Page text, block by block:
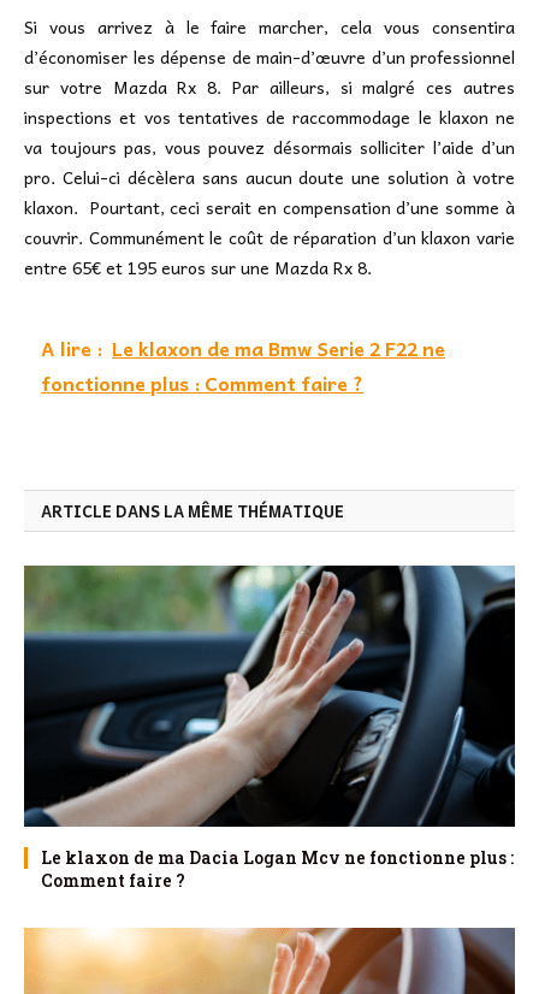
Si vous arrivez à le faire marcher, cela vous consentira
d’économiser les dépense de main-d’œuvre d’un professionnel
sur votre Mazda Rx 8. Par ailleurs, si malgré ces autres
inspections et vos tentatives de raccommodage le klaxon ne
va toujours pas, vous pouvez désormais solliciter l’aide d’un
pro. Celui-ci décèlera sans aucun doute une solution à votre
klaxon. Pourtant, ceci serait en compensation d’une somme à
couvrir. Communément le coût de réparation d’un klaxon varie
entre 65€ et 195 euros sur une Mazda Rx 8.
A lire : Le klaxon de ma Bmw Serie 2 F22 ne
fonctionne plus : Comment faire ?
ARTICLE DANS LA MÊME THÉMATIQUE
Le klaxon de ma Dacia Logan Mcv ne fonctionne plus :
Comment faire ?